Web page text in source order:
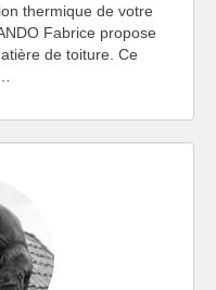
thermique de votre
Fabrice propose
de toiture. Ce